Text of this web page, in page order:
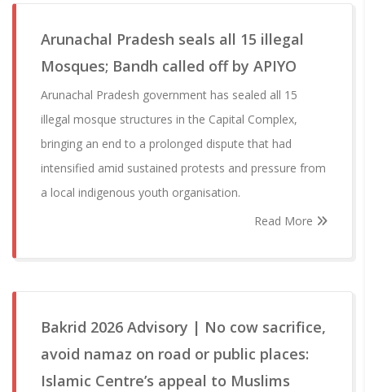
Arunachal Pradesh seals all 15 illegal
Mosques; Bandh called off by APIYO
Arunachal Pradesh government has sealed all 15
illegal mosque structures in the Capital Complex,
bringing an end to a prolonged dispute that had
intensified amid sustained protests and pressure from
a local indigenous youth organisation.
Read More
Bakrid 2026 Advisory | No cow sacrifice,
avoid namaz on road or public places:
Islamic Centre’s appeal to Muslims